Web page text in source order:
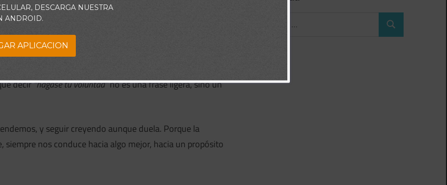
Su voluntad.
sobre todo cuando la respuesta no es la que
decir“hágase tu voluntad”no es una frase ligera, sino un
y seguir creyendo aunque duela. Porque la
nos conduce hacia algo mejor, hacia un propósito
DESCARGA NUESTRA
ANDROID.
APLICACION